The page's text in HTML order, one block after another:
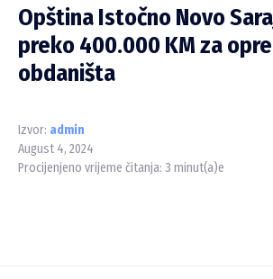
Opština Istočno Novo
preko 400.000 KM za
obdaništa
Izvor: admin
August 4, 2024
Procijenjeno vrijeme čitanja: 3 minut(a)e